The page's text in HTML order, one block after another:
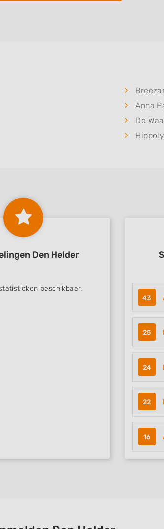
Anna
De
Den Helder
beschikbaar.
43
25
24
22
16